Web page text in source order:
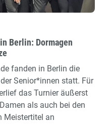
Berlin: Dormagen
fanden in Berlin die
Senior*innen statt. Für
das Turnier äußerst
als auch bei den
Meistertitel an